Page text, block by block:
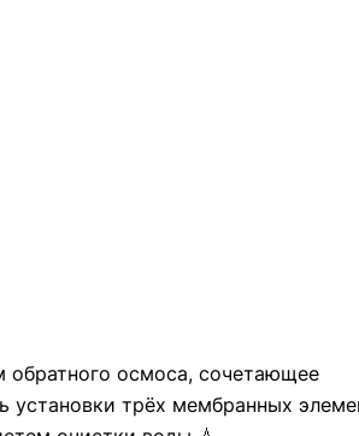
осмоса, сочетающее
установки трёх мембранных